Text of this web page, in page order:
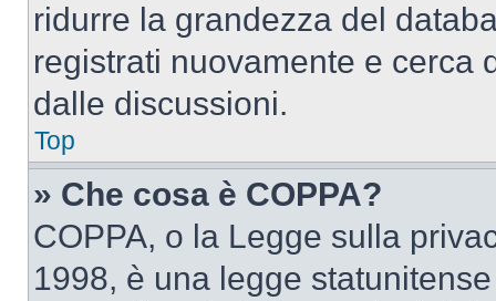
ridurre la grandezza del
registrati nuovamente e cerca
dalle discussioni.
Top
» Che cosa è COPPA?
COPPA, o la Legge sulla
1998, è una legge